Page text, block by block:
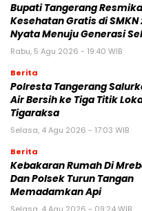
‎Bupati Tangerang
Kesehatan Gratis di
Nyata Menuju Generasi
Rabu, 5 Agu 2026 - 19:40 WIB
Berita
Polresta Tangerang
Air Bersih ke Tiga Titik
Tigaraksa
Selasa, 4 Agu 2026 - 17:03 WIB
Berita
Kebakaran Rumah Di
Dan Polsek Turun Tangan
Memadamkan Api
Selasa, 4 Agu 2026 - 09:24 WIB